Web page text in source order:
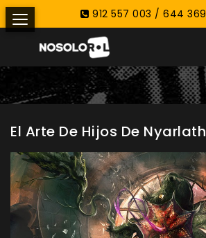
912 557 003 / 644
El Arte De Hijos De